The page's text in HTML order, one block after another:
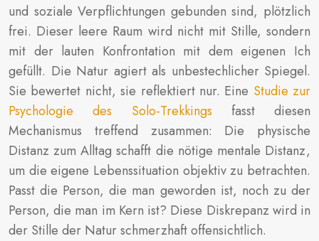
und soziale Verpflichtungen gebunden sind, plötzlich
frei. Dieser leere Raum wird nicht mit Stille, sondern
mit der lauten Konfrontation mit dem eigenen Ich
gefüllt. Die Natur agiert als unbestechlicher Spiegel.
Sie bewertet nicht, sie reflektiert nur. Eine Studie zur
Psychologie des Solo-Trekkings fasst diesen
Mechanismus treffend zusammen: Die physische
Distanz zum Alltag schafft die nötige mentale Distanz,
um die eigene Lebenssituation objektiv zu betrachten.
Passt die Person, die man geworden ist, noch zu der
Person, die man im Kern ist? Diese Diskrepanz wird in
der Stille der Natur schmerzhaft offensichtlich.